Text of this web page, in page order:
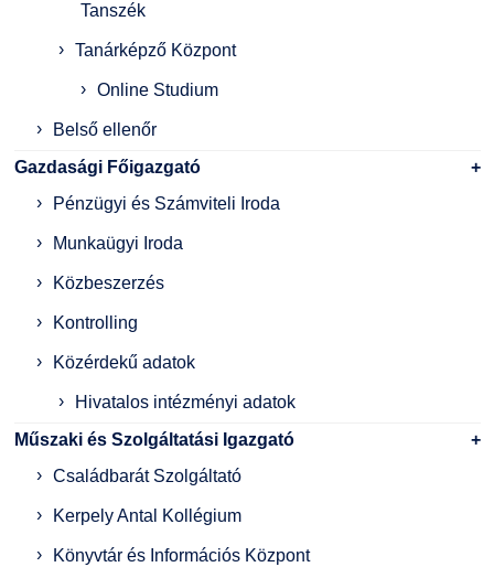
Tanszék
Tanárképző Központ
Online Studium
Belső ellenőr
Gazdasági Főigazgató
Pénzügyi és Számviteli Iroda
Munkaügyi Iroda
Közbeszerzés
Kontrolling
Közérdekű adatok
Hivatalos intézményi adatok
Műszaki és Szolgáltatási Igazgató
Családbarát Szolgáltató
Kerpely Antal Kollégium
Könyvtár és Információs Központ